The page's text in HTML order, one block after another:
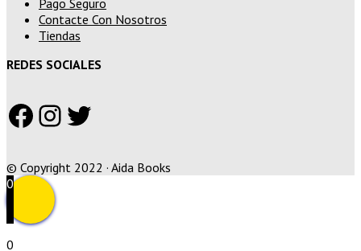
Contacte Con Nosotros
Tiendas
REDES SOCIALES
Facebook
Instagram
Twitter
© Copyright 2022 · Aida Books
0
0